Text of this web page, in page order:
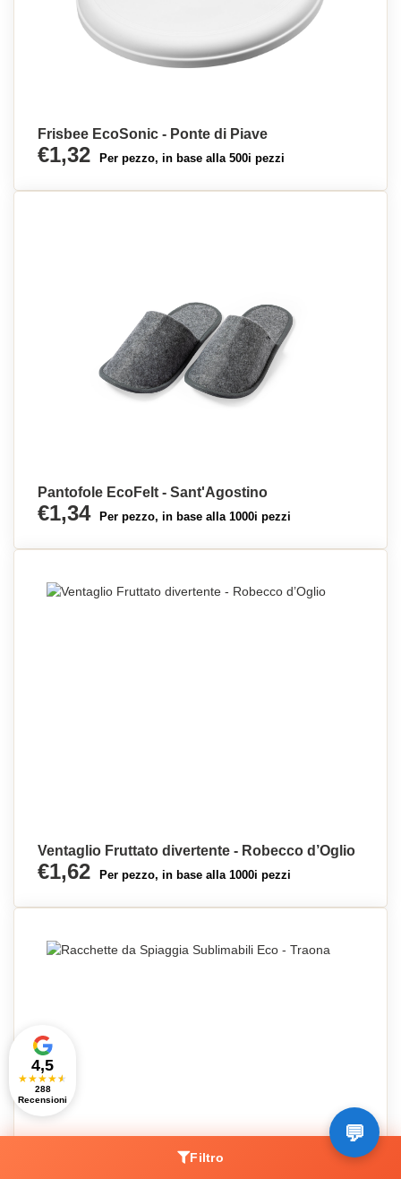
Frisbee EcoSonic - Ponte di Piave
€1,32 Per pezzo, in base alla 500i pezzi
Pantofole EcoFelt - Sant'Agostino
€1,34 Per pezzo, in base alla 1000i pezzi
Ventaglio Fruttato divertente - Robecco d’Oglio
€1,62 Per pezzo, in base alla 1000i pezzi
Filtro
4,5
★★★★★
288
Recensioni